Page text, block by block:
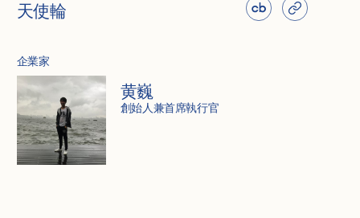
天使輪
企業家
黄巍
創始人兼首席執行官